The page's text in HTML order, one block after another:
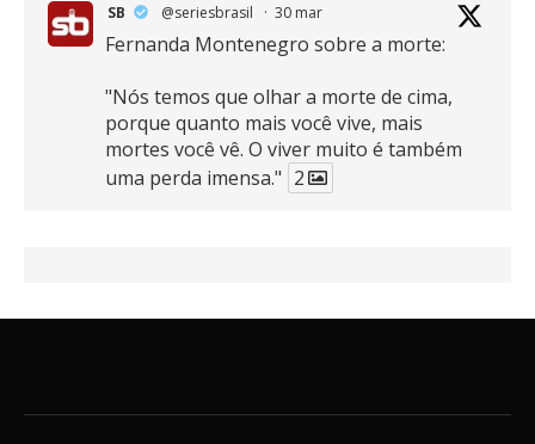
SB @seriesbrasil · 30 mar
Fernanda Montenegro sobre a morte:
"Nós temos que olhar a morte de cima,
porque quanto mais você vive, mais
mortes você vê. O viver muito é também
uma perda imensa." 2
16 389 X